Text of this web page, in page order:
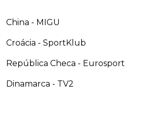
China - MIGU
Croácia - SportKlub
República Checa - Eurosport
Dinamarca - TV2